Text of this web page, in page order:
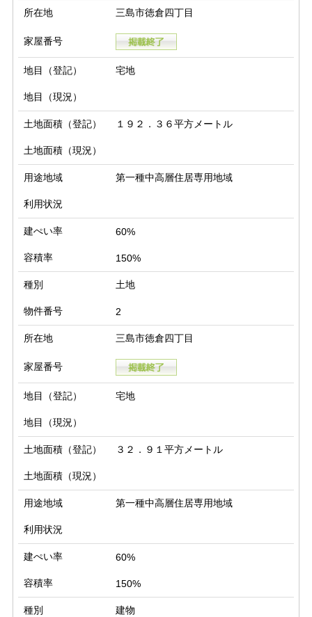
所在地 三島市徳倉四丁目
家屋番号
地目（登記） 宅地
地目（現況）
土地面積（登記） １９２．３６平方メートル
土地面積（現況）
用途地域 第一種中高層住居専用地域
利用状況
建ぺい率 60%
容積率 150%
種別 土地
物件番号 2
所在地 三島市徳倉四丁目
家屋番号
地目（登記） 宅地
地目（現況）
土地面積（登記） ３２．９１平方メートル
土地面積（現況）
用途地域 第一種中高層住居専用地域
利用状況
建ぺい率 60%
容積率 150%
種別 建物